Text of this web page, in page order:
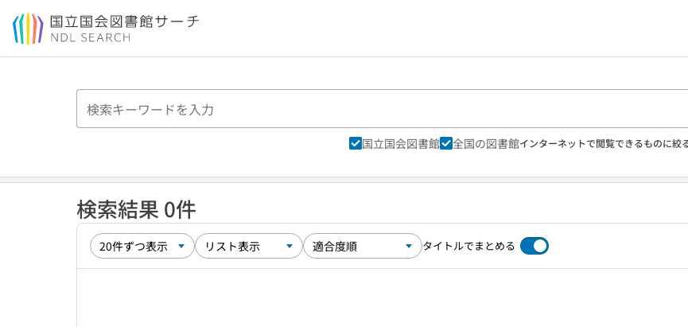
本文へ移動
国立国会図書館 全国の図書館インターネットで閲覧できるものに絞
検索結果 0件
タイトルでまとめる